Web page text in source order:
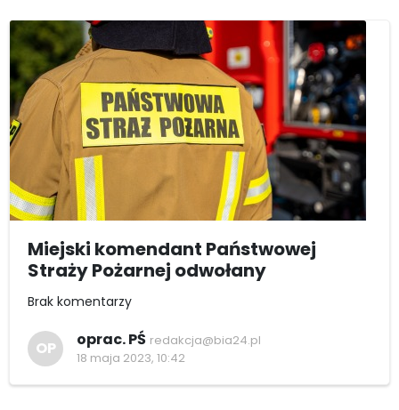
Miejski komendant Państwowej
Straży Pożarnej odwołany
Brak komentarzy
OP oprac. PŚ redakcja@bia24.pl
18 maja 2023, 10:42